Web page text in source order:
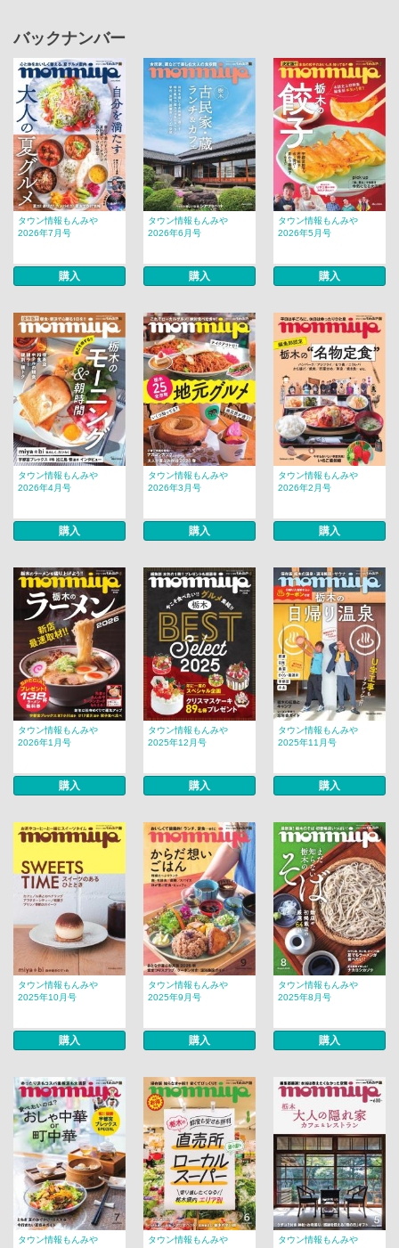
バックナンバー
タウン情報もんみや
2026年7月号
購入
タウン情報もんみや
2026年6月号
購入
タウン情報もんみや
2026年5月号
購入
タウン情報もんみや
2026年4月号
購入
タウン情報もんみや
2026年3月号
購入
タウン情報もんみや
2026年2月号
購入
タウン情報もんみや
2026年1月号
購入
タウン情報もんみや
2025年12月号
購入
タウン情報もんみや
2025年11月号
購入
タウン情報もんみや
2025年10月号
購入
タウン情報もんみや
2025年9月号
購入
タウン情報もんみや
2025年8月号
購入
タウン情報もんみや
タウン情報もんみや
タウン情報もんみや